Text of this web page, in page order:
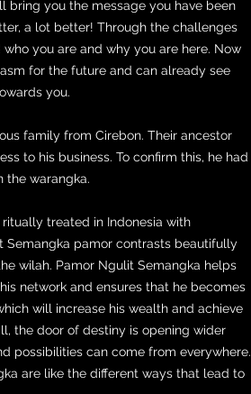
bring you the message you have been
a lot better! Through the challenges
you are and why you are here. Now
for the future and can already see
you.
family from Cirebon. Their ancestor
to his business. To confirm this, he had
the warangka.
treated in Indonesia with
Semangka pamor contrasts beautifully
wilah. Pamor Ngulit Semangka helps
network and ensures that he becomes
will increase his wealth and achieve
the door of destiny is opening wider
possibilities can come from everywhere.
are like the different ways that lead to